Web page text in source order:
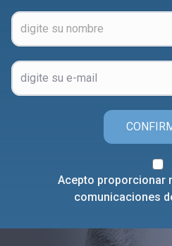
Acepto proporcionar
comunicaciones